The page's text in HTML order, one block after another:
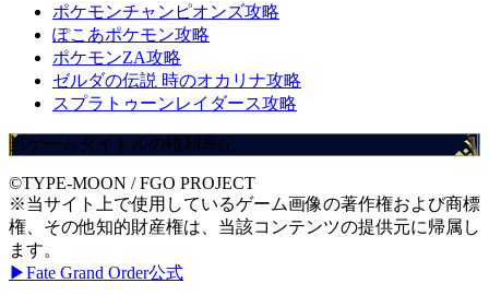
ポケモンチャンピオンズ攻略
ぽこあポケモン攻略
ポケモンZA攻略
ゼルダの伝説 時のオカリナ攻略
スプラトゥーンレイダース攻略
当ゲームタイトルの権利表記
©TYPE-MOON / FGO PROJECT
※当サイト上で使用しているゲーム画像の著作権および商標
権、その他知的財産権は、当該コンテンツの提供元に帰属し
ます。
▶Fate Grand Order公式